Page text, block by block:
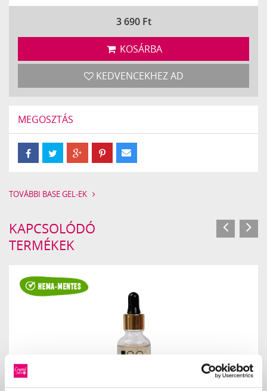
3 690 Ft
KOSÁRBA
KEDVENCEKHEZ AD
MEGOSZTÁS
TOVÁBBI BASE GEL-EK
KAPCSOLÓDÓ
TERMÉKEK